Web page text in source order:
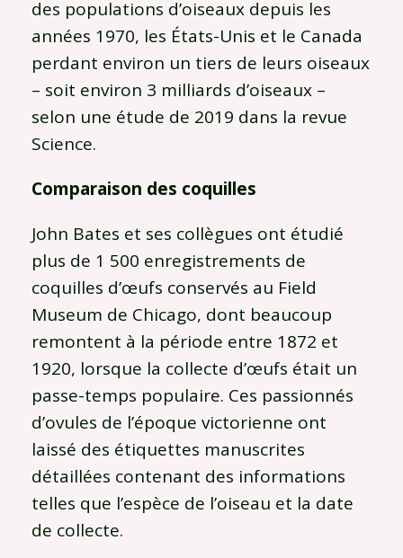
des populations d’oiseaux depuis les
années 1970, les États-Unis et le Canada
perdant environ un tiers de leurs oiseaux
– soit environ 3 milliards d’oiseaux –
selon une étude de 2019 dans la revue
Science.
Comparaison des coquilles
John Bates et ses collègues ont étudié
plus de 1 500 enregistrements de
coquilles d’œufs conservés au Field
Museum de Chicago, dont beaucoup
remontent à la période entre 1872 et
1920, lorsque la collecte d’œufs était un
passe-temps populaire. Ces passionnés
d’ovules de l’époque victorienne ont
laissé des étiquettes manuscrites
détaillées contenant des informations
telles que l’espèce de l’oiseau et la date
de collecte.